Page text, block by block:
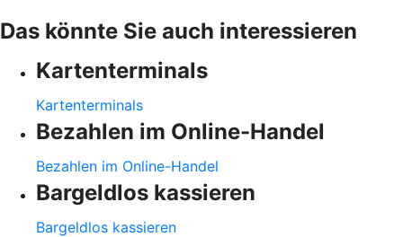
Das könnte Sie auch interessieren
Kartenterminals
Kartenterminals
Bezahlen im Online-Handel
Bezahlen im Online-Handel
Bargeldlos kassieren
Bargeldlos kassieren